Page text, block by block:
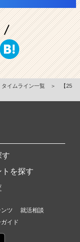
タイムライン一覧 ＞
【25
す
を探す
ツ
就活相談
イド